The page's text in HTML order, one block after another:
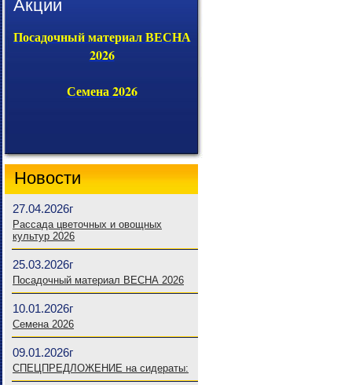
Акции
Посадочный материал ВЕСНА
2026
Семена 2026
Новости
27.04.2026г
Рассада цветочных и овощных
культур 2026
25.03.2026г
Посадочный материал ВЕСНА 2026
10.01.2026г
Семена 2026
09.01.2026г
СПЕЦПРЕДЛОЖЕНИЕ на сидераты: